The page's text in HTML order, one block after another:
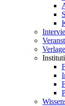
Verlage